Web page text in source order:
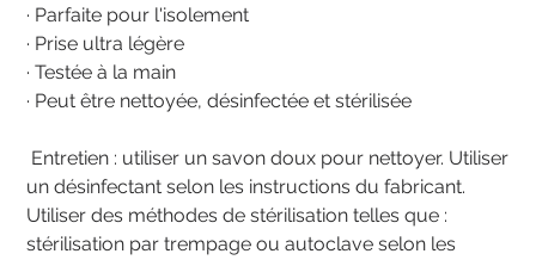
· Parfaite pour l'isolement
· Prise ultra légère
· Testée à la main
· Peut être nettoyée, désinfectée et stérilisée
Entretien : utiliser un savon doux pour nettoyer. Utiliser
un désinfectant selon les instructions du fabricant.
Utiliser des méthodes de stérilisation telles que :
stérilisation par trempage ou autoclave selon les